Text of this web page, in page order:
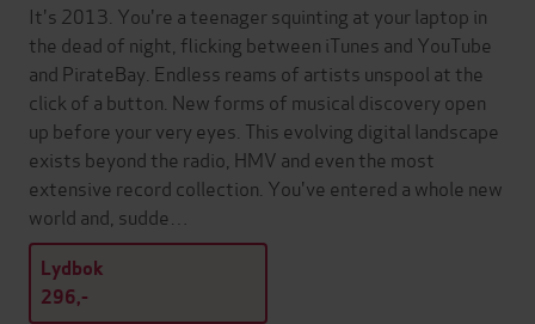
It's 2013. You're a teenager squinting at your laptop in
the dead of night, flicking between iTunes and YouTube
and PirateBay. Endless reams of artists unspool at the
click of a button. New forms of musical discovery open
up before your very eyes. This evolving digital landscape
exists beyond the radio, HMV and even the most
extensive record collection. You've entered a whole new
world and, sudde…
Lydbok
296,-